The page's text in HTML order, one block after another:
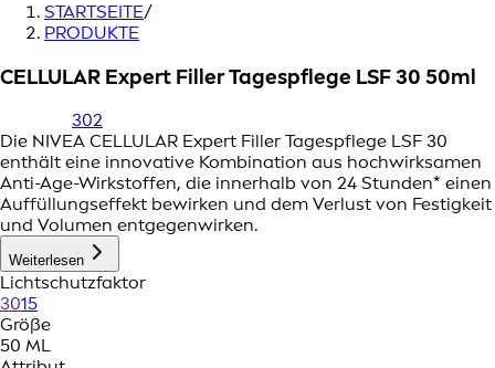
STARTSEITE/
PRODUKTE
CELLULAR Expert Filler Tagespflege LSF 30 50ml
302
Die NIVEA CELLULAR Expert Filler Tagespflege LSF 30
enthält eine innovative Kombination aus hochwirksamen
Anti-Age-Wirkstoffen, die innerhalb von 24 Stunden* einen
Auffüllungseffekt bewirken und dem Verlust von Festigkeit
und Volumen entgegenwirken.
Weiterlesen
Lichtschutzfaktor
3015
Größe
50 ML